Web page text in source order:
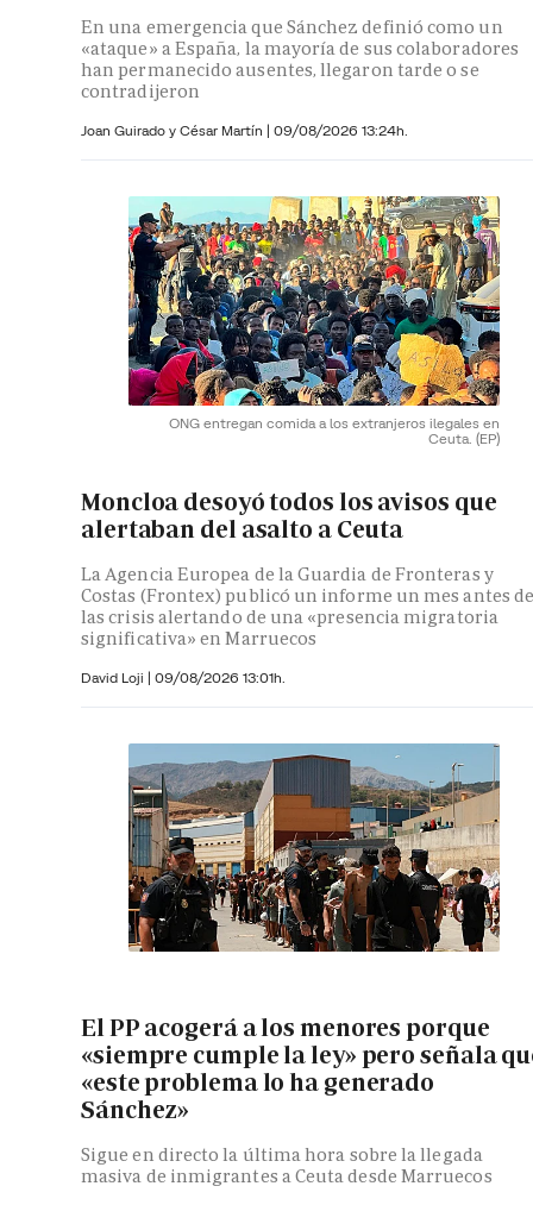
En una emergencia que Sánchez definió como un
«ataque» a España, la mayoría de sus colaboradores
han permanecido ausentes, llegaron tarde o se
contradijeron
Joan Guirado y César Martín | 09/08/2026 13:24h.
ONG entregan comida a los extranjeros ilegales en
Ceuta. (EP)
Moncloa desoyó todos los avisos que
alertaban del asalto a Ceuta
La Agencia Europea de la Guardia de Fronteras y
Costas (Frontex) publicó un informe un mes antes
las crisis alertando de una «presencia migratoria
significativa» en Marruecos
David Loji | 09/08/2026 13:01h.
El PP acogerá a los menores porque
«siempre cumple la ley» pero señala
«este problema lo ha generado
Sánchez»
Sigue en directo la última hora sobre la llegada
masiva de inmigrantes a Ceuta desde Marruecos